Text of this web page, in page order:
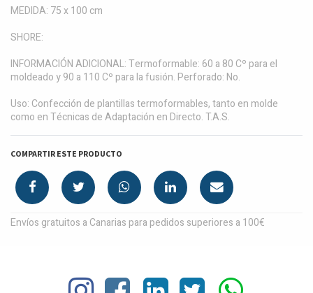
MEDIDA: 75 x 100 cm
SHORE:
INFORMACIÓN ADICIONAL: Termoformable: 60 a 80 Cº para el
moldeado y 90 a 110 Cº para la fusión. Perforado: No.
Uso: Confección de plantillas termoformables, tanto en molde
como en Técnicas de Adaptación en Directo. T.A.S.
COMPARTIR ESTE PRODUCTO
Envíos gratuitos a Canarias para pedidos superiores a 100€